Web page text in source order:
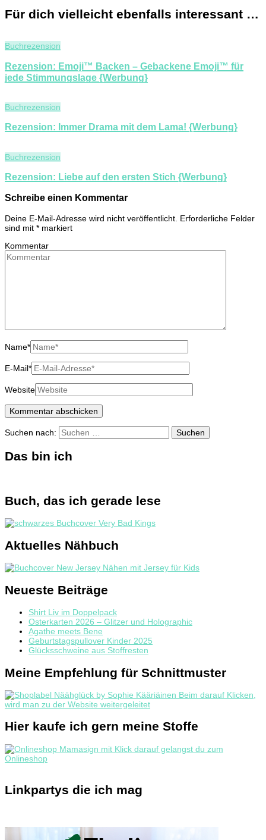
Für dich vielleicht ebenfalls interessant …
Buchrezension
Rezension: Emoji™ Backen – Gebackene Emoji™ für
jede Stimmungslage {Werbung}
Buchrezension
Rezension: Immer Drama mit dem Lama! {Werbung}
Buchrezension
Rezension: Liebe auf den ersten Stich {Werbung}
Schreibe einen Kommentar
Deine E-Mail-Adresse wird nicht veröffentlicht. Erforderliche Felder
sind mit * markiert
Kommentar
Name*
E-Mail*
Website
Suchen nach:
Das bin ich
Buch, das ich gerade lese
Aktuelles Nähbuch
Neueste Beiträge
Shirt Liv im Doppelpack
Osterkarten 2026 – Glitzer und Holographic
Agathe meets Bene
Geburtstagspullover Kinder 2025
Glücksschweine aus Stoffresten
Meine Empfehlung für Schnittmuster
Hier kaufe ich gern meine Stoffe
Linkpartys die ich mag